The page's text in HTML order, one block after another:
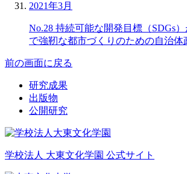
2021年3月
No.28 持続可能な開発目標（SDGs
で強靭な都市づくりのための自治体
前の画面に戻る
研究成果
出版物
公開研究
学校法人 大東文化学園 公式サイト